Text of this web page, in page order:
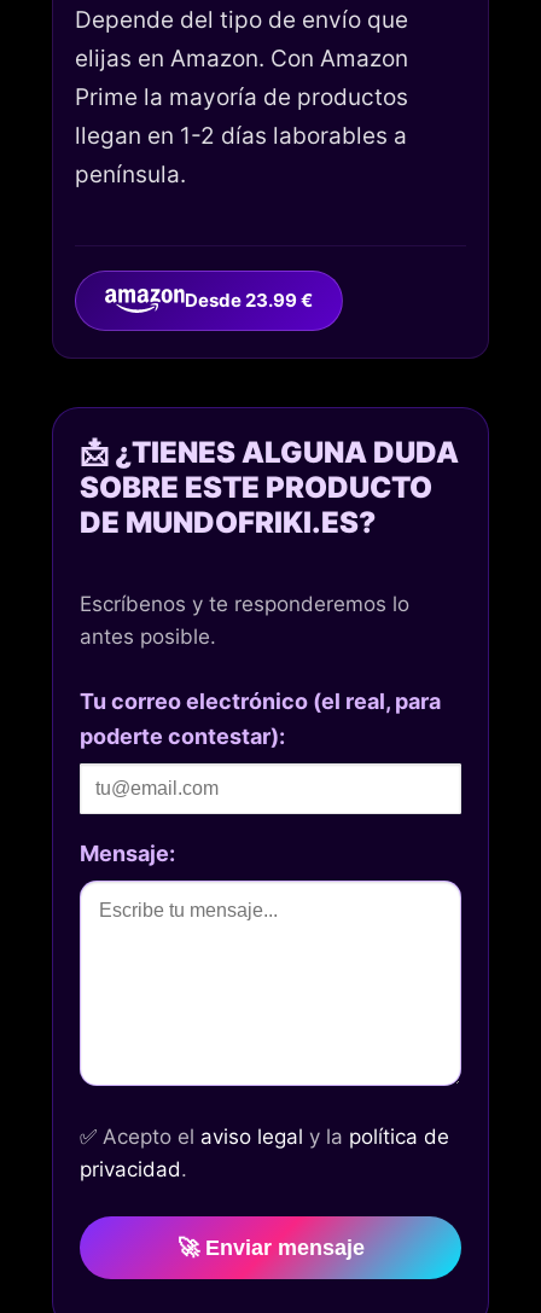
Depende del tipo de envío que
elijas en Amazon. Con Amazon
Prime la mayoría de productos
llegan en 1-2 días laborables a
península.
Desde 23.99 €
📩 ¿TIENES ALGUNA DUDA
SOBRE ESTE PRODUCTO
DE MUNDOFRIKI.ES?
Escríbenos y te responderemos lo
antes posible.
Tu correo electrónico (el real, para
poderte contestar):
Mensaje:
✅ Acepto el aviso legal y la política de
privacidad.
🚀 Enviar mensaje